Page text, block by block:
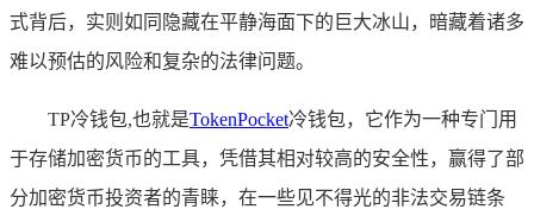
式背后，实则如同隐藏在平静海面下的巨大冰山，暗藏着诸多
难以预估的风险和复杂的法律问题。
TP冷钱包,也就是TokenPocket冷钱包，它作为一种专门用
于存储加密货币的工具，凭借其相对较高的安全性，赢得了部
分加密货币投资者的青睐，在一些见不得光的非法交易链条